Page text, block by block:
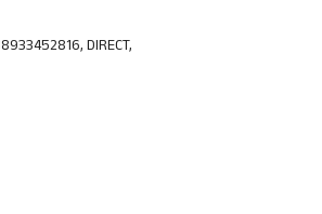
DIRECT,